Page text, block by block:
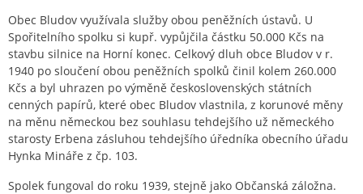
Obec Bludov využívala služby obou peněžních ústavů. U
Spořitelního spolku si kupř. vypůjčila částku 50.000 Kčs na
stavbu silnice na Horní konec. Celkový dluh obce Bludov v r.
1940 po sloučení obou peněžních spolků činil kolem 260.000
Kčs a byl uhrazen po výměně československých státních
cenných papírů, které obec Bludov vlastnila, z korunové měny
na měnu německou bez souhlasu tehdejšího už německého
starosty Erbena zásluhou tehdejšího úředníka obecního úřadu
Hynka Mináře z čp. 103.
Spolek fungoval do roku 1939, stejně jako Občanská záložna.